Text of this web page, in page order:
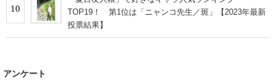
10
TOP19！ 第1位は「ニャンコ先生／斑」【2023年最新
投票結果】
アンケート